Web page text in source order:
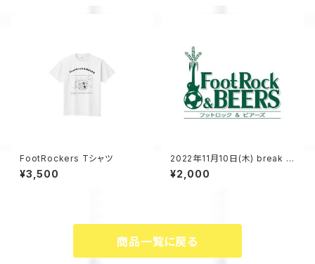
FootRockers Tシャツ
¥3,500
2022年11月10日(木) break lo
¥2,000
商品一覧に戻る